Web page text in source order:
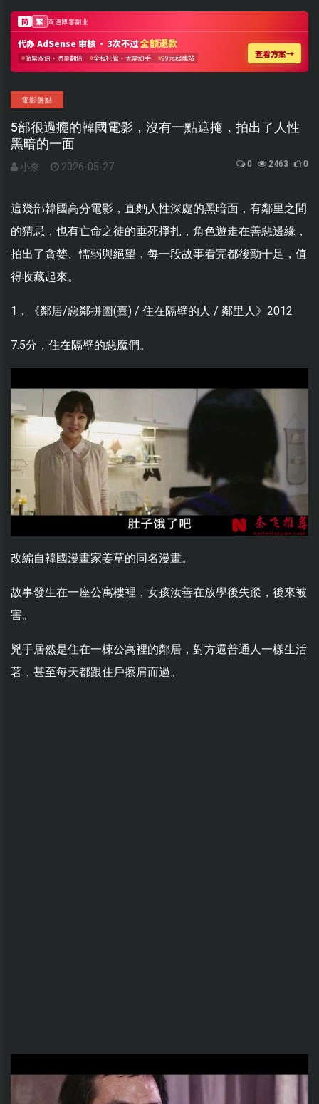
電影盤點
5部很過癮的韓國電影，沒有一點遮掩，拍出了人性
黑暗的一面
小奈 2026-05-27 0 2463 0
這幾部韓國高分電影，直麪人性深處的黑暗面，有鄰里之間
的猜忌，也有亡命之徒的垂死掙扎，角色遊走在善惡邊緣，
拍出了貪婪、懦弱與絕望，每一段故事看完都後勁十足，值
得收藏起來。
1，《鄰居/惡鄰拼圖(臺) / 住在隔壁的人 / 鄰里人》2012
7.5分，住在隔壁的惡魔們。
改編自韓國漫畫家姜草的同名漫畫。
故事發生在一座公寓樓裡，女孩汝善在放學後失蹤，後來被
害。
兇手居然是住在一棟公寓裡的鄰居，對方還普通人一樣生活
著，甚至每天都跟住戶擦肩而過。